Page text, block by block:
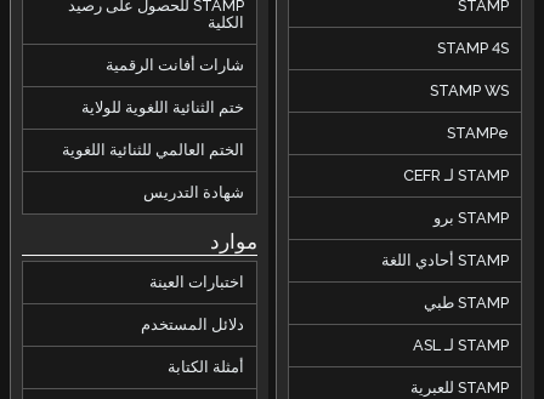
STAMP
STAMP 4S
STAMP WS
STAMPe
STAMP لـ CEFR
STAMP برو
STAMP أحادي اللغة
STAMP طبي
STAMP لـ ASL
STAMP للعبرية
STAMP للحصول على رصيد
الكلية
شارات أفانت الرقمية
ختم الثنائية اللغوية للولاية
الختم العالمي للثنائية اللغوية
شهادة التدريس
موارد
اختبارات العينة
دلائل المستخدم
أمثلة الكتابة